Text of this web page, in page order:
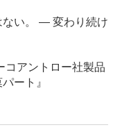
ない。 ― 変わり続け
アントロー社製品
ート』